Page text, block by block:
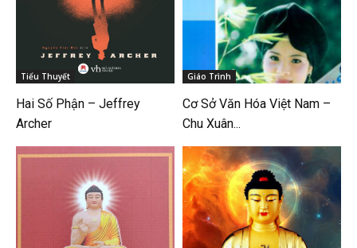
Tiểu Thuyết
Hai Số Phận – Jeffrey
Archer
Giáo Trình
Cơ Sở Văn Hóa Việt Nam –
Chu Xuân...